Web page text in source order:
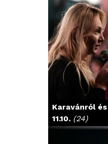
Karavánról
11.10. (24)